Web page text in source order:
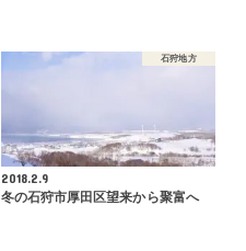
石狩地方
2018.2.9
冬の石狩市厚田区望来から聚富へ